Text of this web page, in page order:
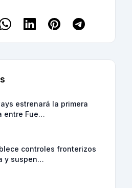
estrenará la primera
entre Fue…
controles fronterizos
y suspen…